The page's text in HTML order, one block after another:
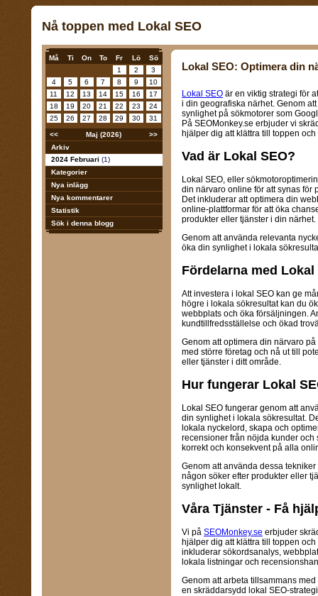
Nå toppen med Lokal SEO
Må Ti On To Fr Lö
Sö
1
2
3
4
5 6 7 8 9
10
11
12 13 14 15 16
17
18
19 20 21 22 23
24
25
26 27 28 29 30 31
<< Maj (2026)
>>
Arkiv
2024 Februari (1)
Kategorier
Nya inlägg
Nya kommentarer
Statistik
Sök i denna blogg
Lokal SEO: Optimera din
Lokal SEO är en viktig strategi för
i din geografiska närhet. Genom
synlighet på sökmotorer som
På SEOMonkey.se erbjuder vi
hjälper dig att klättra till toppen
Vad är Lokal SEO?
Lokal SEO, eller
din närvaro online för att synas för
Det inkluderar att optimera din
online-plattformar för att öka
produkter eller tjänster i din närhet.
Genom att använda relevanta
öka din synlighet i lokala
Fördelarna med Lokal
Att investera i lokal SEO kan ge
högre i lokala sökresultat kan du
webbplats och öka försäljningen.
kundtillfredsställelse och ökad
Genom att optimera din närvaro
med större företag och nå ut till
eller tjänster i ditt område.
Hur fungerar Lokal
Lokal SEO fungerar genom att
din synlighet i lokala sökresultat.
lokala nyckelord, skapa och
recensioner från nöjda kunder
korrekt och konsekvent på alla
Genom att använda dessa
någon söker efter produkter eller
synlighet lokalt.
Våra Tjänster - Få
Vi på SEOMonkey.se erbjuder
hjälper dig att klättra till toppen
inkluderar sökordsanalys,
lokala listningar och
Genom att arbeta tillsammans
en skräddarsydd lokal SEO-